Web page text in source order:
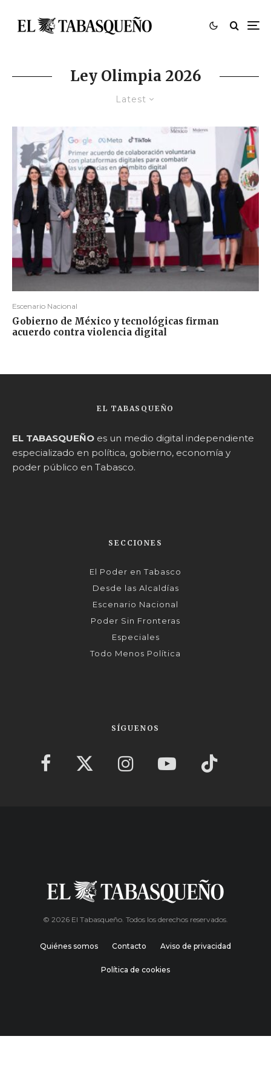
Ley Olimpia 2026
Latest
Escenario Nacional
Gobierno de México y tecnológicas firman
acuerdo contra violencia digital
EL TABASQUEÑO
EL TABASQUEÑO es un medio digital independiente
especializado en política, gobierno, economía y
poder público en Tabasco.
SECCIONES
El Poder en Tabasco
Desde las Alcaldías
Escenario Nacional
Poder Sin Fronteras
Especiales
Todo Menos Política
SÍGUENOS
© 2026 El Tabasqueño. Todos los derechos reservados.
Quiénes somos Contacto Aviso de privacidad
Política de cookies